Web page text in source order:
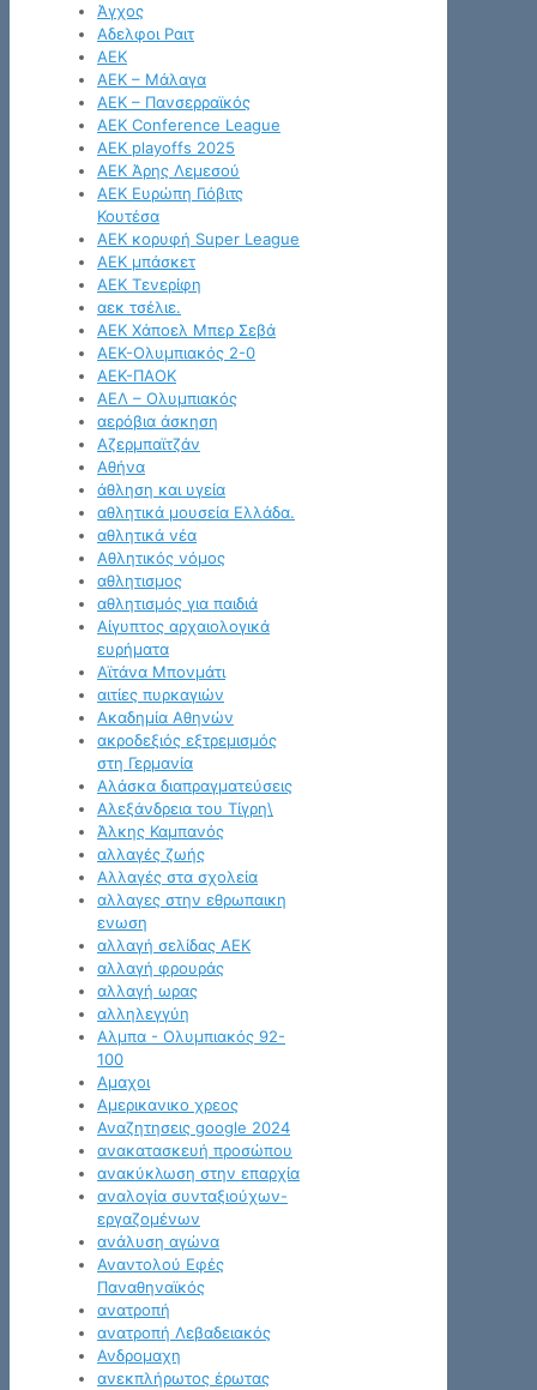
Άγχος
Αδελφοι Ραιτ
ΑΕΚ
ΑΕΚ – Μάλαγα
ΑΕΚ – Πανσερραϊκός
ΑΕΚ Conference League
ΑΕΚ playoffs 2025
ΑΕΚ Άρης Λεμεσού
ΑΕΚ Ευρώπη Γιόβιτς
Κουτέσα
ΑΕΚ κορυφή Super League
ΑΕΚ μπάσκετ
ΑΕΚ Τενερίφη
αεκ τσέλιε.
ΑΕΚ Χάποελ Μπερ Σεβά
ΑΕΚ-Ολυμπιακός 2-0
ΑΕΚ-ΠΑΟΚ
ΑΕΛ – Ολυμπιακός
αερόβια άσκηση
Αζερμπαϊτζάν
Αθήνα
άθληση και υγεία
αθλητικά μουσεία Ελλάδα.
αθλητικά νέα
Αθλητικός νόμος
αθλητισμος
αθλητισμός για παιδιά
Αίγυπτος αρχαιολογικά
ευρήματα
Αϊτάνα Μπονμάτι
αιτίες πυρκαγιών
Ακαδημία Αθηνών
ακροδεξιός εξτρεμισμός
στη Γερμανία
Αλάσκα διαπραγματεύσεις
Αλεξάνδρεια του Τίγρη\
Άλκης Καμπανός
αλλαγές ζωής
Αλλαγές στα σχολεία
αλλαγες στην εθρωπαικη
ενωση
αλλαγή σελίδας ΑΕΚ
αλλαγή φρουράς
αλλαγή ωρας
αλληλεγγύη
Αλμπα - Ολυμπιακός 92-
100
Αμαχοι
Αμερικανικο χρεος
Αναζητησεις google 2024
ανακατασκευή προσώπου
ανακύκλωση στην επαρχία
αναλογία συνταξιούχων-
εργαζομένων
ανάλυση αγώνα
Αναντολού Εφές
Παναθηναϊκός
ανατροπή
ανατροπή Λεβαδειακός
Ανδρομαχη
ανεκπλήρωτος έρωτας